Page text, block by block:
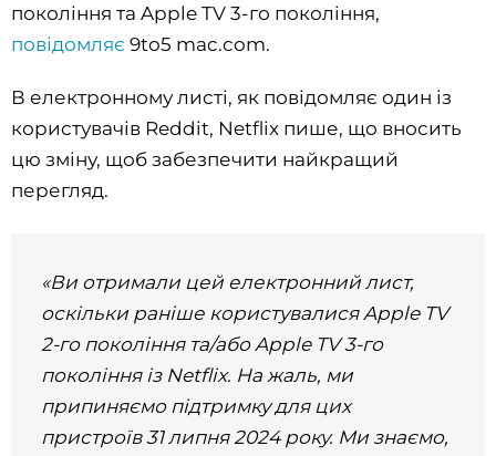
покоління та Apple TV 3-го покоління,
повідомляє 9to5 mac.com.
В електронному листі, як повідомляє один із
користувачів Reddit, Netflix пише, що вносить
цю зміну, щоб забезпечити найкращий
перегляд.
«Ви отримали цей електронний лист,
оскільки раніше користувалися Apple TV
2-го покоління та/або Apple TV 3-го
покоління із Netflix. На жаль, ми
припиняємо підтримку для цих
пристроїв 31 липня 2024 року. Ми знаємо,